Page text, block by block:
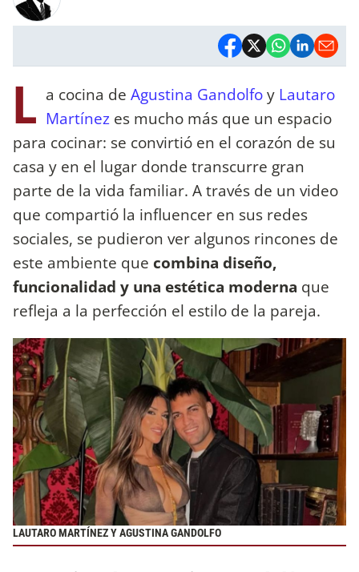
L a cocina de Agustina Gandolfoy Lautaro
Martínez es mucho más que un espacio
para cocinar: se convirtió en el corazón de su
casa y en el lugar donde transcurre gran
parte de la vida familiar. A través de un video
que compartió la influencer en sus redes
sociales, se pudieron ver algunos rincones de
este ambiente que combina diseño,
funcionalidad y una estética moderna que
refleja a la perfección el estilo de la pareja.
LAUTARO MARTÍNEZ Y AGUSTINA GANDOLFO